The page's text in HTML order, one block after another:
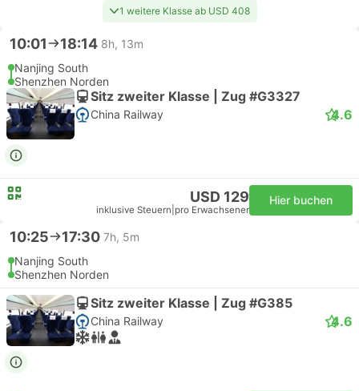
1 weitere Klasse ab USD 408
10:01 18:14 8h, 13m
Nanjing South
Shenzhen Norden
Sitz zweiter Klasse | Zug #G3327
China Railway 4.6
USD 129
inklusive Steuern pro Erwachsener
Hier buchen
10:25 17:30 7h, 5m
Nanjing South
Shenzhen Norden
Sitz zweiter Klasse | Zug #G385
China Railway 4.6